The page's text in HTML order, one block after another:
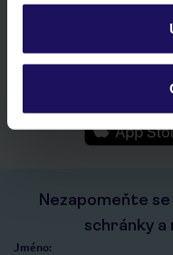
ochrany osobních
Stáhněte si
rychlé vyhledávání
seznam oblíbených
kontakt s TUI a
Nezapomeňte
schránky
Jméno: